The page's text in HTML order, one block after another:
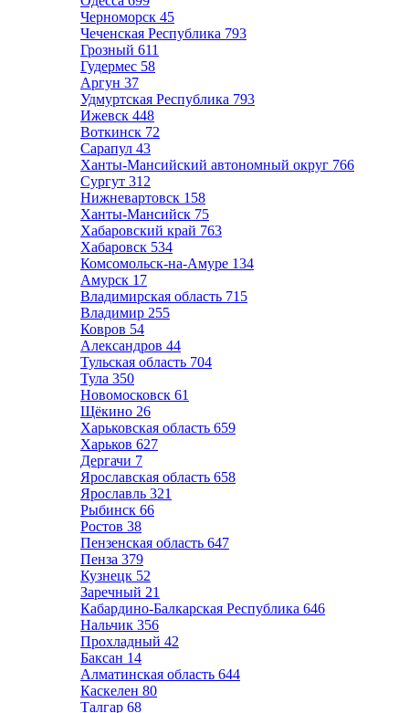
Черноморск 45
Чеченская Республика 793
Грозный 611
Гудермес 58
Аргун 37
Удмуртская Республика 793
Ижевск 448
Воткинск 72
Сарапул 43
Ханты-Мансийский автономный округ 766
Сургут 312
Нижневартовск 158
Ханты-Мансийск 75
Хабаровский край 763
Хабаровск 534
Комсомольск-на-Амуре 134
Амурск 17
Владимирская область 715
Владимир 255
Ковров 54
Александров 44
Тульская область 704
Тула 350
Новомосковск 61
Щёкино 26
Харьковская область 659
Харьков 627
Дергачи 7
Ярославская область 658
Ярославль 321
Рыбинск 66
Ростов 38
Пензенская область 647
Пенза 379
Кузнецк 52
Заречный 21
Кабардино-Балкарская Республика 646
Нальчик 356
Прохладный 42
Баксан 14
Алматинская область 644
Каскелен 80
Талгар 68